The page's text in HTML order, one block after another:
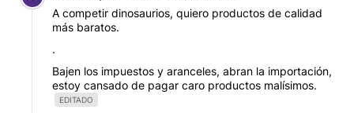
A competir dinosaurios, quiero productos de calidad
más baratos.
.
Bajen los impuestos y aranceles, abran la importación,
estoy cansado de pagar caro productos malísimos.
EDITADO